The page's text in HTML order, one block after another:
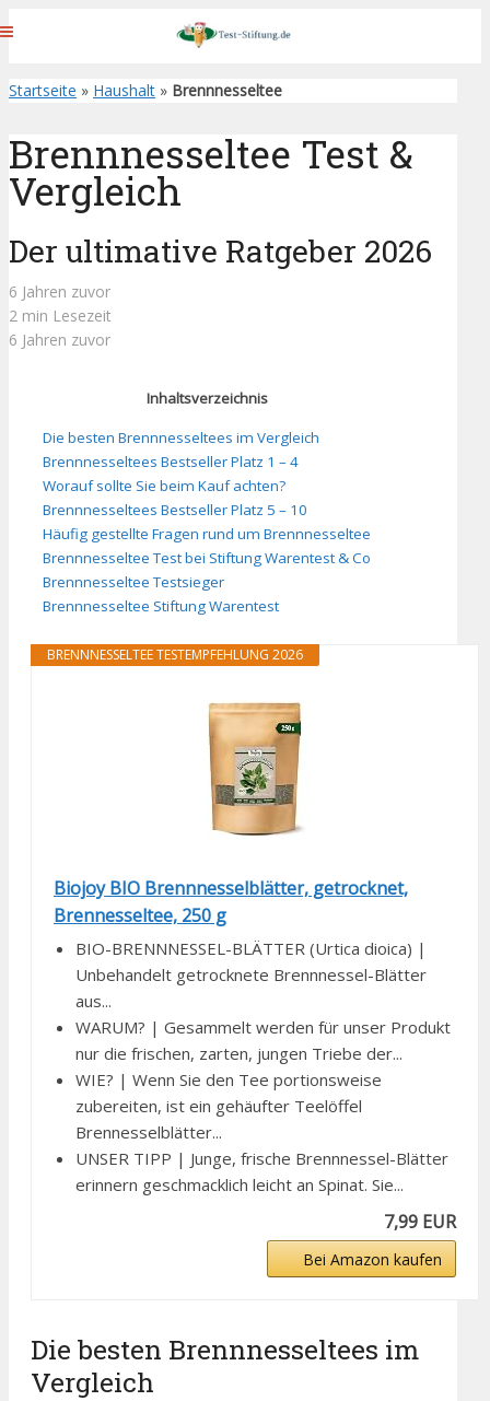
Startseite » Haushalt » Brennnesseltee
Brennnesseltee Test &
Vergleich
Der ultimative Ratgeber 2026
6 Jahren zuvor
2 min Lesezeit
6 Jahren zuvor
Inhaltsverzeichnis
Die besten Brennnesseltees im Vergleich
Brennnesseltees Bestseller Platz 1 – 4
Worauf sollte Sie beim Kauf achten?
Brennnesseltees Bestseller Platz 5 – 10
Häufig gestellte Fragen rund um Brennnesseltee
Brennnesseltee Test bei Stiftung Warentest & Co
Brennnesseltee Testsieger
Brennnesseltee Stiftung Warentest
BRENNNESSELTEE TESTEMPFEHLUNG 2026
Biojoy BIO Brennnesselblätter, getrocknet,
Brennesseltee, 250 g
BIO-BRENNNESSEL-BLÄTTER (Urtica dioica) |
Unbehandelt getrocknete Brennnessel-Blätter
aus...
WARUM? | Gesammelt werden für unser Produkt
nur die frischen, zarten, jungen Triebe der...
WIE? | Wenn Sie den Tee portionsweise
zubereiten, ist ein gehäufter Teelöffel
Brennesselblätter...
UNSER TIPP | Junge, frische Brennnessel-Blätter
erinnern geschmacklich leicht an Spinat. Sie...
7,99 EUR
Bei Amazon kaufen
Die besten Brennnesseltees im
Vergleich